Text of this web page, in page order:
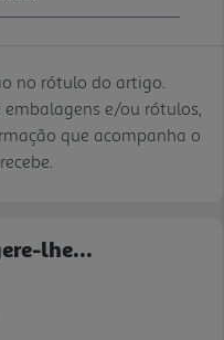
no rótulo do artigo.
e/ou rótulos,
que acompanha o
lhe...